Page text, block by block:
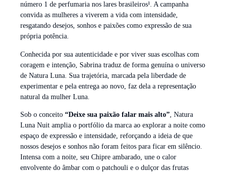
número 1 de perfumaria nos lares brasileiros¹. A campanha
convida as mulheres a viverem a vida com intensidade,
resgatando desejos, sonhos e paixões como expressão de sua
própria potência.
Conhecida por sua autenticidade e por viver suas escolhas com
coragem e intenção, Sabrina traduz de forma genuína o universo
de Natura Luna. Sua trajetória, marcada pela liberdade de
experimentar e pela entrega ao novo, faz dela a representação
natural da mulher Luna.
Sob o conceito “Deixe sua paixão falar mais alto”, Natura
Luna Nuit amplia o portfólio da marca ao explorar a noite como
espaço de expressão e intensidade, reforçando a ideia de que
nossos desejos e sonhos não foram feitos para ficar em silêncio.
Intensa com a noite, seu Chipre ambarado, une o calor
envolvente do âmbar com o patchouli e o dulçor das frutas